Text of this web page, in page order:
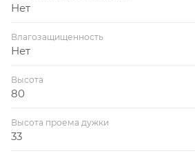
Нет
Влагозащищенность
Нет
Высота
80
Высота проема дужки
33